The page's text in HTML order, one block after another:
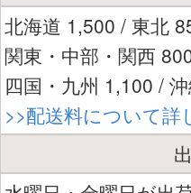
北海道 1,500 / 東北
関東・中部・関西
四国・九州 1,100 /
>>配送料について詳